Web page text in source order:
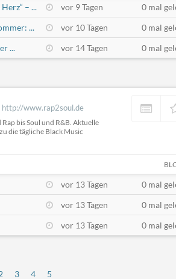
– ... vor 9 Tagen
0 mal
...
vor 10 Tagen
0 mal
...
vor 14 Tagen 0 mal
http://www.rap2soul.de
bis Soul und R&B. Aktuelle
die tägliche Black Music
vor 13 Tagen
0 mal
vor 13 Tagen
0 mal
vor 13 Tagen 0 mal
3 4 5